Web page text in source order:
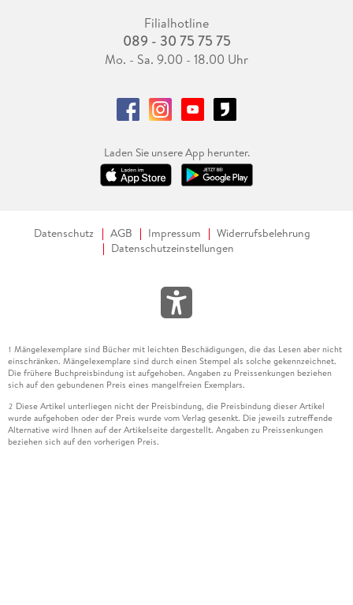
Filialhotline
089 - 30 75 75 75
Mo. - Sa. 9.00 - 18.00 Uhr
Laden Sie unsere App herunter.
Datenschutz AGB Impressum
Widerrufsbelehrung
Datenschutzeinstellungen
1 Mängelexemplare sind Bücher mit leichten Beschädigungen, die das Lesen aber nicht
einschränken. Mängelexemplare sind durch einen Stempel als solche gekennzeichnet.
Die frühere Buchpreisbindung ist aufgehoben. Angaben zu Preissenkungen beziehen
sich auf den gebundenen Preis eines mangelfreien Exemplars.
2 Diese Artikel unterliegen nicht der Preisbindung, die Preisbindung dieser Artikel
wurde aufgehoben oder der Preis wurde vom Verlag gesenkt. Die jeweils zutreffende
Alternative wird Ihnen auf der Artikelseite dargestellt. Angaben zu Preissenkungen
beziehen sich auf den vorherigen Preis.